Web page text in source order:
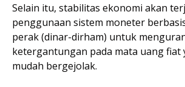
Selain itu, stabilitas ekonomi akan
penggunaan sistem moneter
perak (dinar-dirham) untuk
ketergantungan pada mata uang fiat
mudah bergejolak.